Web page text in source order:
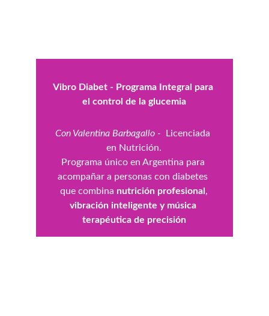
Vibro Diabet - Programa Integral para
el control de la glucemia
Con Valentina Barbagallo -
Licenciada
en Nutrición.
Programa único en Argentina para
acompañar a personas con diabetes
que combina nutrición profesional ,
vibración inteligente y música
terapéutica de precisión